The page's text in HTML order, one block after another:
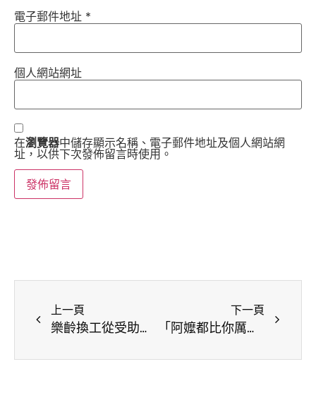
電子郵件地址 *
個人網站網址
在瀏覽器中儲存顯示名稱、電子郵件地址及個人網站網
址，以供下次發佈留言時使用。
上一頁
樂齡換工從受助到互助，暖暖防跌工班的翻轉
下一頁
「阿嬤都比你厲害」弘道不老電競戰隊翻轉歧視